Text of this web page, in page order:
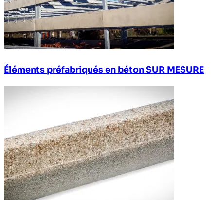
Éléments préfabriqués en béton SUR MESURE